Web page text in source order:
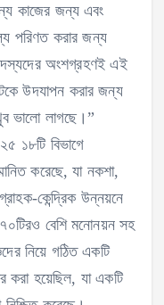
কাজের জন্য এবং
পরিণত করার জন্য
অংশগ্রহণই এই
উদযাপন করার জন্য
ভালো লাগছে।”
১৮টি বিভাগে
করেছে, যা নকশা,
কেন্দ্রিক উন্নয়নে
বেশি মনোনয়ন সহ
নিয়ে গঠিত একটি
করা হয়েছিল, যা একটি